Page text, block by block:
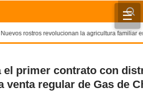
☰
✕
Nuevos rostros revolucionan la agricultura familiar
el primer contrato con
venta regular de Gas de